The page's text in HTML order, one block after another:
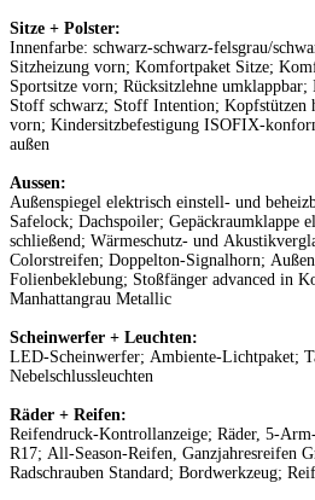
Sitze + Polster:
Innenfarbe: schwarz-schwarz-felsgrau/
Sitzheizung vorn; Komfortpaket Sitze;
Sportsitze vorn; Rücksitzlehne
Stoff schwarz; Stoff Intention; Kopfstützen
vorn; Kindersitzbefestigung ISOFIX-
außen
Aussen:
Außenspiegel elektrisch einstell- und
Safelock; Dachspoiler; Gepäckraumklappe
schließend; Wärmeschutz- und
Colorstreifen; Doppelton-Signalhorn;
Folienbeklebung; Stoßfänger advanced in
Manhattangrau Metallic
Scheinwerfer + Leuchten:
LED-Scheinwerfer; Ambiente-Lichtpaket;
Nebelschlussleuchten
Räder + Reifen:
Reifendruck-Kontrollanzeige; Räder, 5-
R17; All-Season-Reifen, Ganzjahresreifen
Radschrauben Standard; Bordwerkzeug;